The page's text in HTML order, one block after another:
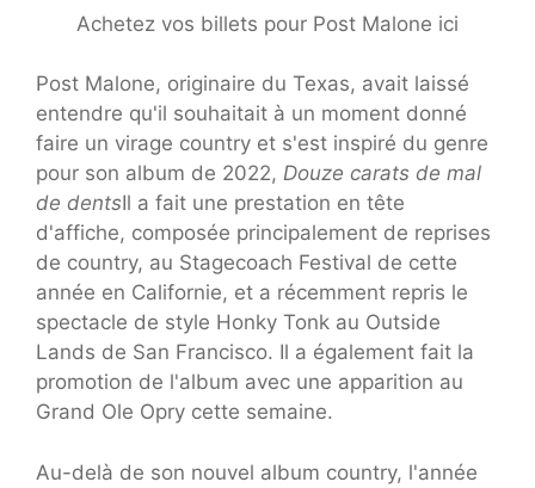
Achetez vos billets pour Post Malone ici
Post Malone, originaire du Texas, avait laissé
entendre qu'il souhaitait à un moment donné
faire un virage country et s'est inspiré du genre
pour son album de 2022, Douze carats de mal
de dentsIl a fait une prestation en tête
d'affiche, composée principalement de reprises
de country, au Stagecoach Festival de cette
année en Californie, et a récemment repris le
spectacle de style Honky Tonk au Outside
Lands de San Francisco. Il a également fait la
promotion de l'album avec une apparition au
Grand Ole Opry cette semaine.
Au-delà de son nouvel album country, l'année